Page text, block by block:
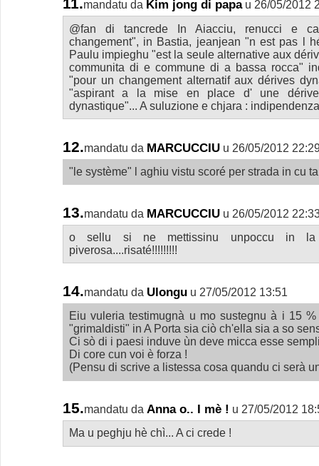
11.mandatu da Kim jong di papa u 26/05/2012
@fan di tancrede In Aiacciu, renucci e
changement", in Bastia, jeanjean "n est pas l
Paulu impieghu "est la seule alternative aux
communita di e commune di a bassa rocca"
"pour un changement alternatif aux dérives
"aspirant a la mise en place d' une
dynastique"... A suluzione e chjara :
12.mandatu da MARCUCCIU u 26/05/2012
"le système" l aghiu vistu scoré per strada in cu
13.mandatu da MARCUCCIU u 26/05/2012
o sellu si ne mettissinu unpoccu in
piverosa....risaté!!!!!!!!!
14.mandatu da Ulongu u 27/05/2012 13:51
Eiu vuleria testimugnà u mo sustegnu à i 15
"grimaldisti" in A Porta sia ciò ch'ella sia a so
Ci sò di i paesi induve ùn deve micca esse
Di core cun voi è forza !
(Pensu di scrive a listessa cosa quandu ci serà
15.mandatu da Anna o.. I mè ! u 27/05/2012
Ma u peghju hè chì... A ci crede !